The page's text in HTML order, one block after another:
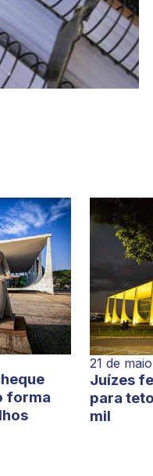
forma
21 de
Juízes
para
mil